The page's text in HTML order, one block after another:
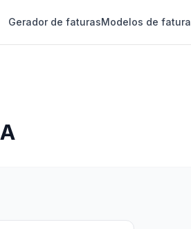
Gerador de faturasModelos de fatura